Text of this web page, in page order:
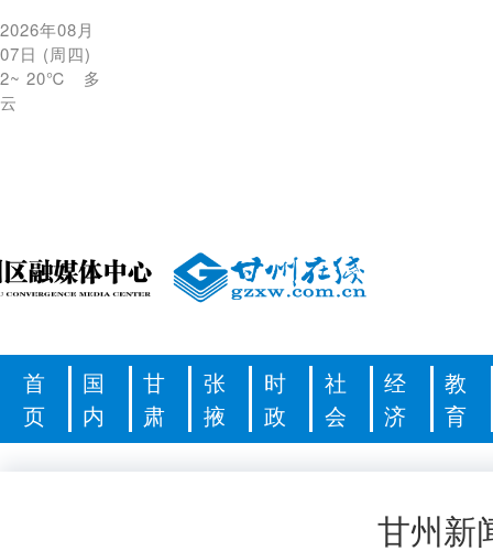
2026年08月
07日 (周四)
2~ 20℃
多
云
首
页
国
内
甘
肃
张
掖
时
政
社
会
经
济
教
育
甘州新